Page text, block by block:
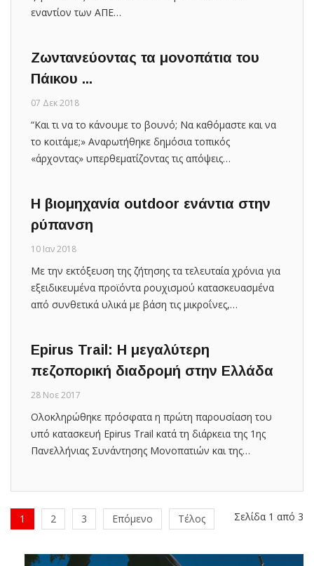
εναντίον των ΑΠΕ…
Ζωντανεύοντας τα μονοπάτια του
Πάικου ...
07 Δεκ 2018
“Και τι να το κάνουμε το βουνό; Να καθόμαστε και να
το κοιτάμε;» Αναρωτήθηκε δημόσια τοπικός
«άρχοντας» υπερθεματίζοντας τις απόψεις…
Η βιομηχανία outdoor ενάντια στην
ρύπανση
10 Ιαν 2018
Με την εκτόξευση της ζήτησης τα τελευταία χρόνια για
εξειδικευμένα προϊόντα ρουχισμού κατασκευασμένα
από συνθετικά υλικά με βάση τις μικροΐνες,…
Epirus Trail: Η μεγαλύτερη
πεζοπορική διαδρομή στην Ελλάδα
28 Νοε 2017
Ολοκληρώθηκε πρόσφατα η πρώτη παρουσίαση του
υπό κατασκευή Epirus Trail κατά τη διάρκεια της 1ης
Πανελλήνιας Συνάντησης Μονοπατιών και της…
1 2 3 Επόμενο Τέλος Σελίδα 1 από 3